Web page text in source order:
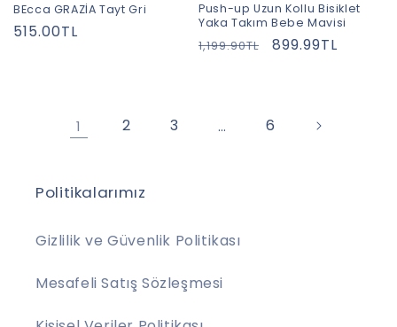
BEcca GRAZİA Tayt Gri
Normal
515.00TL
Push-up Uzun Kollu Bisiklet
Yaka Takım Bebe Mavisi
Normal
1,199.90TL
İndirimli
899.99TL
1 2 3 … 6
Politikalarımız
Gizlilik ve Güvenlik Politikası
Mesafeli Satış Sözleşmesi